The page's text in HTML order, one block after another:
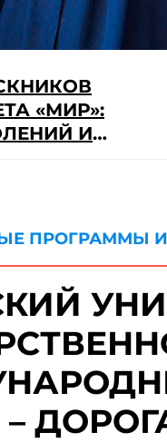
«МИР»:
И
ПРОГРАММЫ